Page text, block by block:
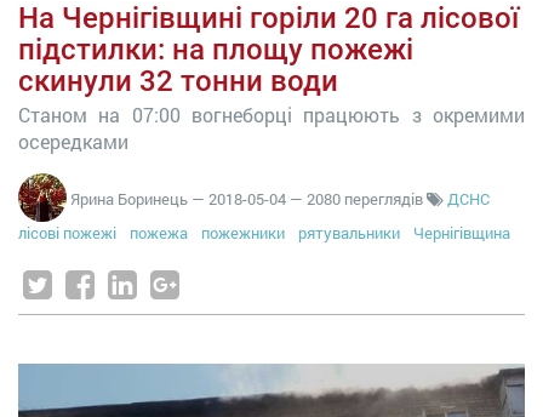
На Чернігівщині горіли 20 га лісової
підстилки: на площу пожежі
скинули 32 тонни води
Станом на 07:00 вогнеборці працюють з окремими
осередками
Ярина Боринець — 2018-05-04 — 2080 переглядів
ДСНС
лісові пожежі
пожежа пожежники рятувальники Чернігівщина